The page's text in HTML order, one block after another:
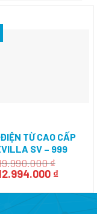
TỪ CAO CẤP
SV – 999
₫
₫Giá
tại